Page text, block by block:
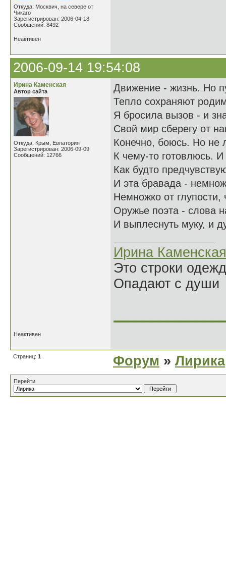
Откуда: Москвич, на севере от
Чикаго
Зарегистрирован: 2006-04-18
Сообщений: 8492
Неактивен
2006-09-14 19:54:08
Ирина Каменская
Автор сайта
Откуда: Крым, Евпатория
Зарегистрирован: 2006-09-09
Сообщений: 12766
Движение - жизнь. Но
Тепло сохраняют
Я бросила вызов - и
Свой мир сберегу от
Конечно, боюсь. Но не
К чему-то готовлюсь.
Как будто
И эта бравада -
Немножко от глупости,
Оружье поэта - слова
И выплеснуть муку, и
Ирина Каменская
Это строки
Опадают с души
Неактивен
Страниц: 1 Форум » Лирика
Перейти